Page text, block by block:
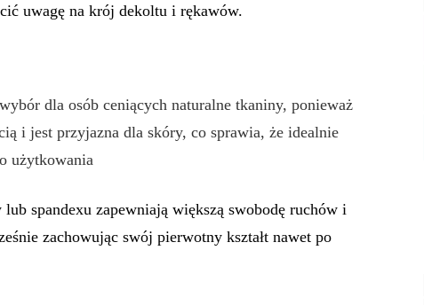
uwagę na krój dekoltu i rękawów.
dla osób ceniących naturalne tkaniny, ponieważ
i jest przyjazna dla skóry, co sprawia, że idealnie
użytkowania
spandexu zapewniają większą swobodę ruchów i
zachowując swój pierwotny kształt nawet po